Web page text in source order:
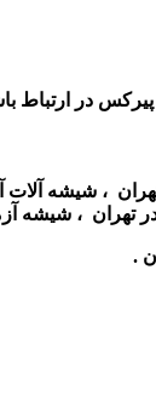
در ارتباط
، شیشه
تهران ، شیشه
.